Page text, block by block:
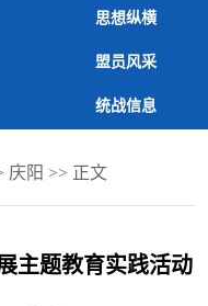
思想纵横
盟员风采
统战信息
庆阳 >> 正文
主题教育实践活动